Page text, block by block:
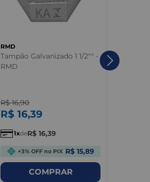
RMD
Tampão Galvanizado 1 1/2"" -
RMD
R$ 16,90
R$ 16,39
1 deR$ 16,39
+3% OFF no PIX R$ 15,89
COMPRAR
Tampa